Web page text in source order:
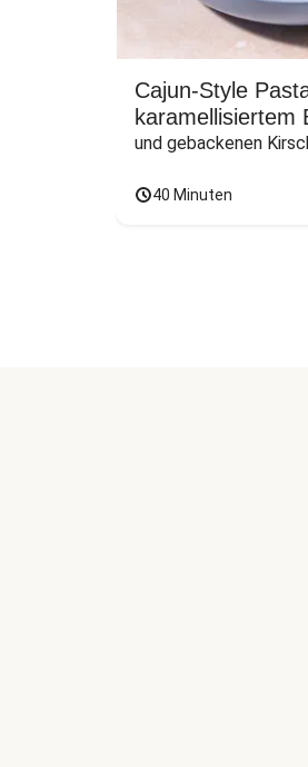
Cajun-Style
karamellisiertem
und gebackenen
40 Minuten